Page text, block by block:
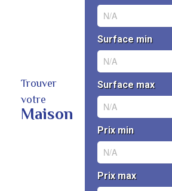
Trouver
votre
Maison
N/A
Surface min
N/A
Surface max
N/A
Prix min
N/A
Prix max